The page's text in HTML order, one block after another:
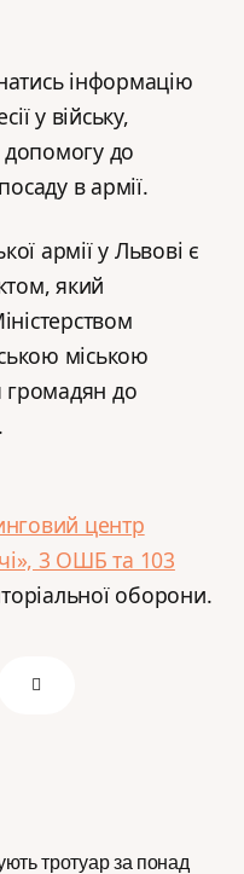
тротуар за понад
інформацію
у війську,
допомогу до
в армії.
армії у Львові є
який
міською
до
центр
3 ОШБ та 103
оборони.